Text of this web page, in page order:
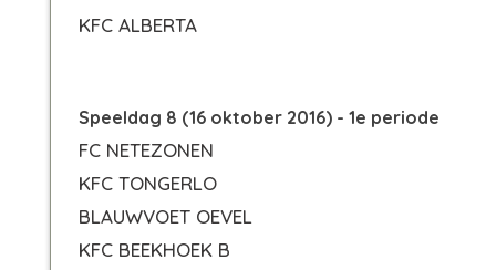
KFC ALBERTA
Speeldag 8 (16 oktober 2016) - 1e periode
FC NETEZONEN
KFC TONGERLO
BLAUWVOET OEVEL
KFC BEEKHOEK B